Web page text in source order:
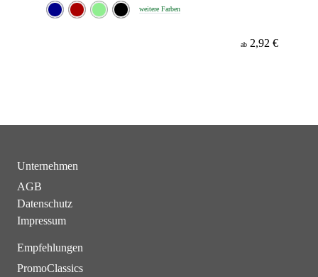
weitere Farben
ab 2,92 €
Unternehmen
AGB
Datenschutz
Impressum
Empfehlungen
PromoClassics